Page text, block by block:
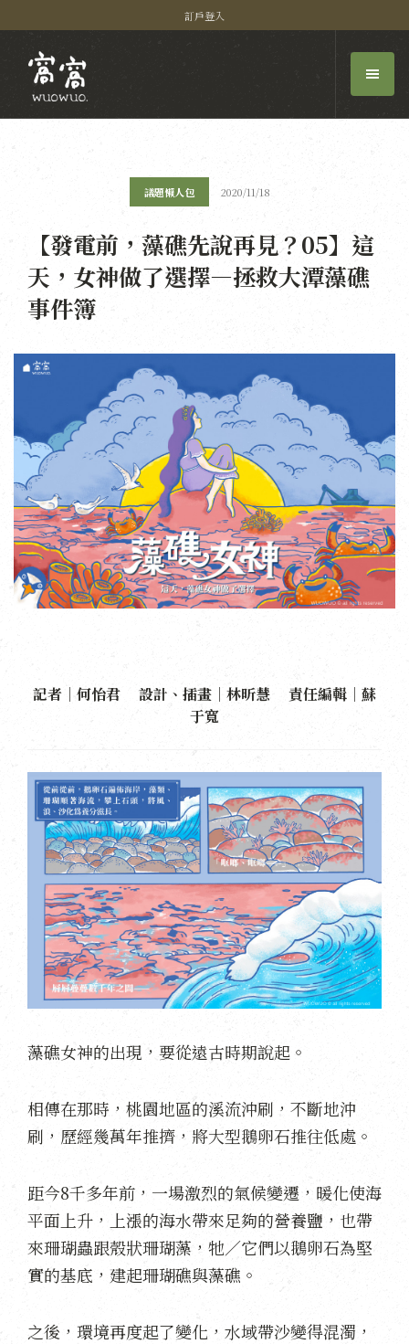
訂戶登入
議題懶人包 2020/11/18
【發電前，藻礁先說再見？05】這
天，女神做了選擇—拯救大潭藻礁
事件簿
記者｜何怡君 設計、插畫｜林昕慧 責任編輯｜蘇
于寬
藻礁女神的出現，要從遠古時期說起。
相傳在那時，桃園地區的溪流沖刷，不斷地沖
刷，歷經幾萬年推擠，將大型鵝卵石推往低處。
距今8千多年前，一場激烈的氣候變遷，暖化使海
平面上升，上漲的海水帶來足夠的營養鹽，也帶
來珊瑚蟲跟殼狀珊瑚藻，牠／它們以鵝卵石為堅
實的基底，建起珊瑚礁與藻礁。
之後，環境再度起了變化，水域帶沙變得混濁，